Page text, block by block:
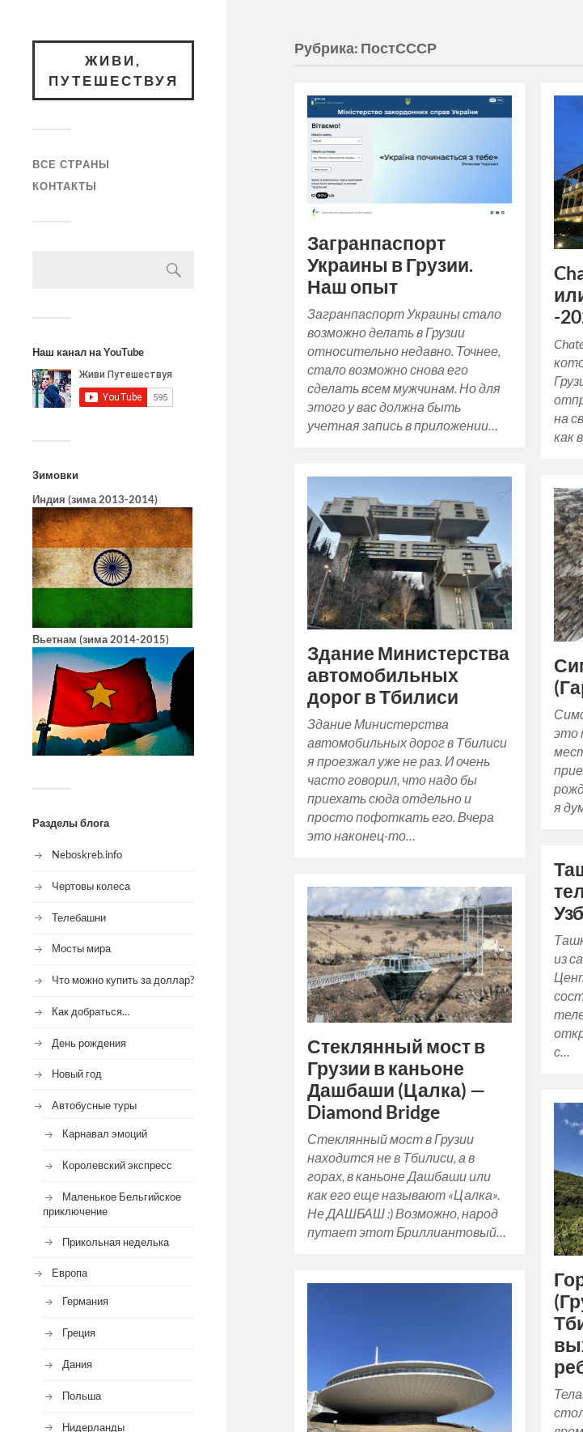
ЖИВИ,
ПУТЕШЕСТВУЯ
ВСЕ СТРАНЫ
КОНТАКТЫ
Наш канал на YouTube
Зимовки
Индия (зима 2013-2014)
Вьетнам (зима 2014-2015)
Разделы блога
Neboskreb.info
Чертовы колеса
Телебашни
Мосты мира
Что можно купить за доллар?
Как добраться…
День рождения
Новый год
Автобусные туры
Карнавал эмоций
Королевский экспресс
Маленькое Бельгийское
приключение
Прикольная неделька
Европа
Германия
Греция
Дания
Польша
Нидерланды
Рубрика: ПостСССР
Загранпаспорт
Украины в Грузии.
Наш опыт
Загранпаспорт Украины стало
возможно делать в Грузии
относительно недавно. Точнее,
стало возможно снова его
сделать всем мужчинам. Но для
этого у вас должна быть
учетная запись в приложении…
-
на
как
Здание Министерства
автомобильных
дорог в Тбилиси
Здание Министерства
автомобильных дорог в Тбилиси
я проезжал уже не раз. И очень
часто говорил, что надо бы
приехать сюда отдельно и
просто пофоткать его. Вчера
это наконец-то…
это
я
из
с…
Стеклянный мост в
Грузии в каньоне
Дашбаши (Цалка) —
Diamond Bridge
Стеклянный мост в Грузии
находится не в Тбилиси, а в
горах, в каньоне Дашбаши или
как его еще называют «Цалка».
Не ДАШБАШ :) Возможно, народ
путает этот Бриллиантовый…